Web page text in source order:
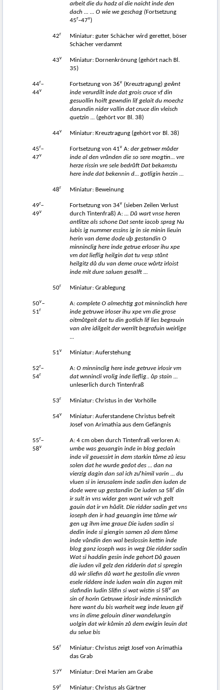
arbeit die du hadz al die naicht inde den
dach ... ... O wie we geschag ( Fortsetzung
45r–47v)
42r
Miniatur: guter Schächer wird gerettet, böser
Schächer verdammt
43v
Miniatur: Dornenkrönung (gehört nach Bl.
35)
44r–
44v
Fortsetzung von 36v (Kreuztragung) geẘnt
inde verurdilt inde dat grois cruce vf din
gesuollin hoift gewndin lif gelait du moechz
darundin nider vallin dat cruce din vleisch
quetzin ... (gehört vor Bl. 38)
44v Miniatur: Kreuztragung (gehört vor Bl. 38)
45r–
47v
Fortsetzung von 41v A: der getrwer můder
inde al den vrůnden die so sere mogtin... vre
herze rissin vre sele bedrůf t Dat bekamstu
here inde dat bekennin d... gotligin herzin ...
48r Miniatur: Beweinung
49r–
49v
Fortsetzung von 34v (sieben Zeilen Verlust
durch Tintenfraß) A: ... Dů wart vnse heren
antlitze als schone Dat sente iacob sprag Nu
iubis ig nummer essins ig in sie minin lieuin
herin van deme dode uͦp gestandin O
minninclig here inde getrue erloser ihu xpe
vm dat lieflig heilgin dat tu vesp stůnt
heilgitz dů du van deme cruce wůrtz irloist
inde mit dure saluen gesalft ...
50r Miniatur: Grablegung
50v–
51r
A: complete O almechtig got minninclich here
inde getruwe irloser ihu xpe vm die grose
oitmůtgeit dat tu din gotlich lif lies begrauin
van alre idilgeit der werrilt begrafuin weirlige
...
51v Miniatur: Auferstehung
52r–
54r
A: O minninclig here inde getruve irlosir vm
dat wnnincli vrolig inde lieflig.. ůp stain ...
unleserlich durch Tintenfraß
53r Miniatur: Christus in der Vorhölle
54v
Miniatur: Auferstandene Christus befreit
Josef von Arimathia aus dem Gefängnis
55r–
58v
A: 4 cm oben durch Tintenfraß verloren A:
umbe was geuangin inde in blog geclain
inde vil geuessirt in dem starkin tůrne zů iesu
solen dat he wurde gedot des ... dan na
vierzig dagin dan sal ich zuͦ himil varin ... du
vluen si in ierusalem inde sadin den iuden de
dode were up gestandin De iuden sa 58r din
ir sult in vns wider gen want wir vch gelt
gauin dat ir vn hůdit. Die ridder sadin get vns
ioseph den ir had geuangin ime tůrne wir
gen ug ihm ime graue Die iuden sadin si
dedin inde si giengin samen zů dem tůrne
inde vůndin den wal beslossin kettin inde
blog ganz ioseph was in weg Die ridder sadin
Wat si haddin gesin inde gehort Dů gauen
die iuden vil gelz den ridderin dat si spregin
dů wir sliefin dů wart he gestolin die vnren
esele riddere inde iuden wain din zugen mit
slafindin ludin Slifin si wat wistin si 58v an
sin of horin Getruwe irlosir inde minninclich
here want du bis warheit weg inde leuen gif
vns in dime gelouin diner wandelungin
uolgin dat wir kůmin zů dem ewigin leuin dat
du selue bis
56r
Miniatur: Christus zeigt Josef von Arimathia
das Grab
57v Miniatur: Drei Marien am Grabe
59r Miniatur: Christus als Gärtner